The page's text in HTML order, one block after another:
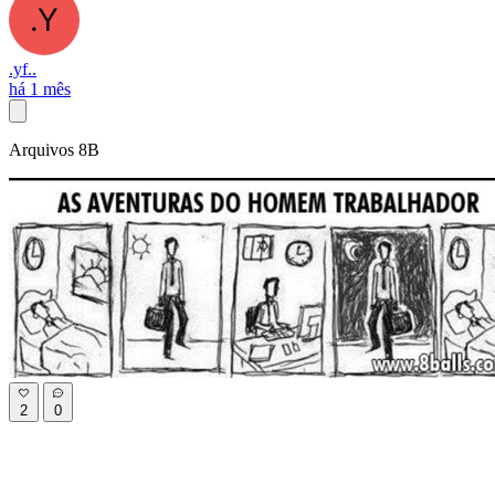
.yf..
há 1 mês
Arquivos 8B
2 0